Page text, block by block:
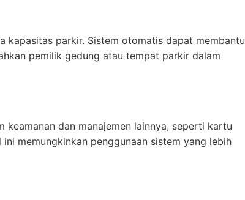
kapasitas parkir. Sistem otomatis dapat membantu
pemilik gedung atau tempat parkir dalam
dan manajemen lainnya, seperti kartu
memungkinkan penggunaan sistem yang lebih